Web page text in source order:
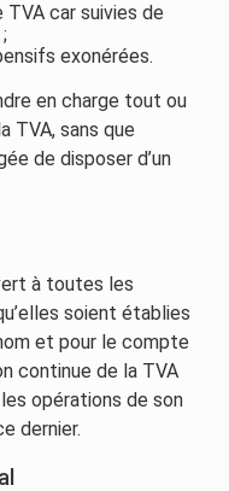
car suivies de
exonérées.
en charge tout ou
TVA, sans que
de disposer d’un
à toutes les
soient établies
et pour le compte
continue de la TVA
opérations de son
dernier.